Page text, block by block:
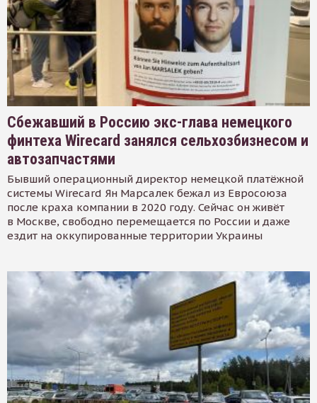
Сбежавший в Россию экс-глава немецкого
финтеха Wirecard занялся сельхозбизнесом и
автозапчастями
Бывший операционный директор немецкой платёжной
системы Wirecard Ян Марсалек бежал из Евросоюза
после краха компании в 2020 году. Сейчас он живёт
в Москве, свободно перемещается по России и даже
ездит на оккупированные территории Украины